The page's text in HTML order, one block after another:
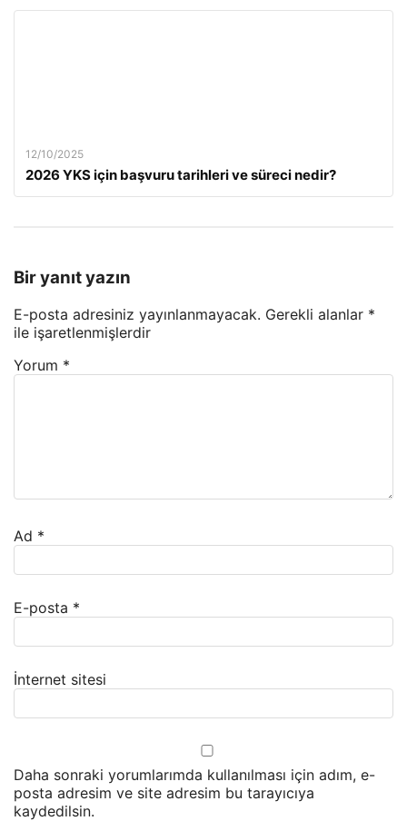
12/10/2025
2026 YKS için başvuru tarihleri ve süreci nedir?
Bir yanıt yazın
E-posta adresiniz yayınlanmayacak. Gerekli alanlar *
ile işaretlenmişlerdir
Yorum *
Ad *
E-posta *
İnternet sitesi
Daha sonraki yorumlarımda kullanılması için adım, e-
posta adresim ve site adresim bu tarayıcıya
kaydedilsin.